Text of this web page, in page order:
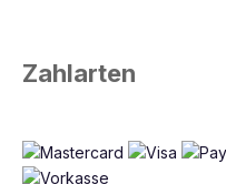
Zahlarten